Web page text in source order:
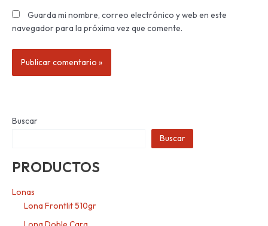
Guarda mi nombre, correo electrónico y web en este
navegador para la próxima vez que comente.
Buscar
Buscar
PRODUCTOS
Lonas
Lona Frontlit 510gr